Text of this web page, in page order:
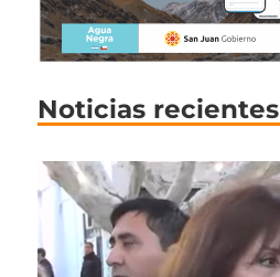
Noticias recientes